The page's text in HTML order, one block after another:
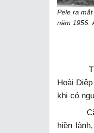
Pele ra
năm 1956.
Tôi nhớ
Hoài
khi có
Cầu
hiền